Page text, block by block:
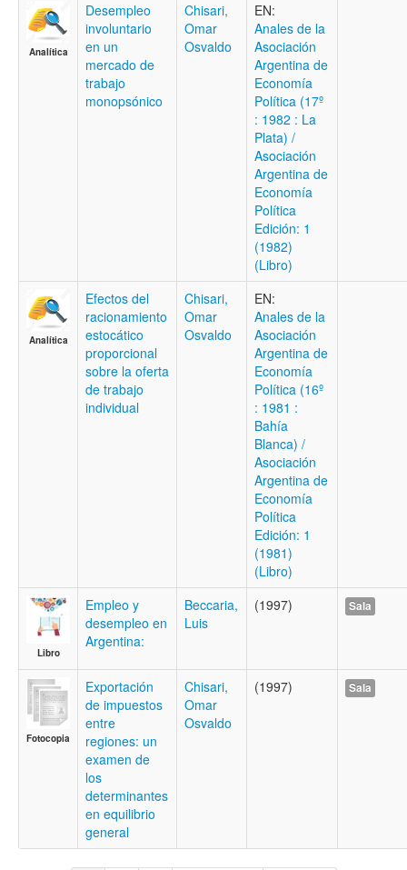
Analítica
Desempleo
involuntario
en un
mercado de
trabajo
monopsónico
Chisari,
Omar
Osvaldo
EN:
Anales de la
Asociación
Argentina de
Economía
Política (17º
: 1982 : La
Plata) /
Asociación
Argentina de
Economía
Política
Edición: 1
(1982)
(Libro)
Analítica
Efectos del
racionamiento
estocático
proporcional
sobre la oferta
de trabajo
individual
Chisari,
Omar
Osvaldo
EN:
Anales de la
Asociación
Argentina de
Economía
Política (16º
: 1981 :
Bahía
Blanca) /
Asociación
Argentina de
Economía
Política
Edición: 1
(1981)
(Libro)
Libro
Empleo y
desempleo en
Argentina:
Beccaria,
Luis
(1997) Sala
Fotocopia
Exportación
de impuestos
entre
regiones: un
examen de
los
determinantes
en equilibrio
general
Chisari,
Omar
Osvaldo
(1997) Sala